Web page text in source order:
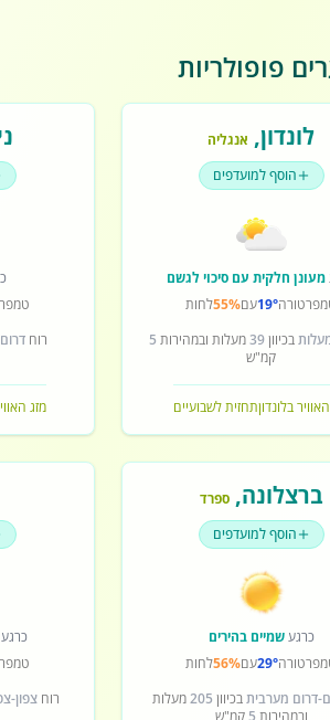
פופולריות
לונדון, אנגליה
הוסף למועדפים
מעונן חלקית עם סיכוי לגשם
19°עם55%לחות
בכיוון39מעלות ובמהירות 5
קמ"ש
בלונדוןתחזית לשבועיים
רוח
מזג
ברצלונה,ספרד
הוסף למועדפים
כרגעשמיים בהירים
29°עם56%לחות
דרום מערביתבכיוון 205מעלות
ובמהירות 5 קמ"ש
כרגע
רוחצפון-